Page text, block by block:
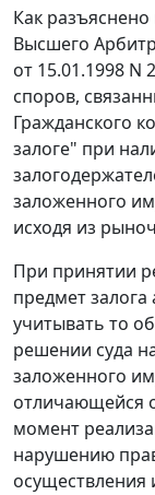
Как разъяснено
Высшего
от 15.01.1998 N
споров,
Гражданского
залоге" при
заложенного
исходя из
При принятии
предмет
учитывать то
решении суда
заложенного
отличающейся
момент
нарушению
осуществления